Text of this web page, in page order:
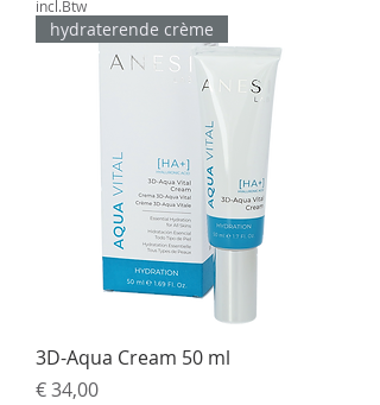
incl.Btw
hydraterende crème
3D-Aqua Cream 50 ml
Prijs
€ 34,00